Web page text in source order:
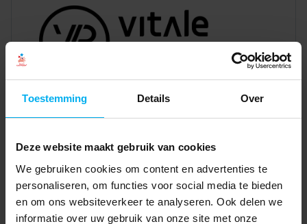
Toestemming Details Over
Deze website maakt gebruik van cookies
We gebruiken cookies om content en advertenties te
personaliseren, om functies voor social media te bieden
en om ons websiteverkeer te analyseren. Ook delen we
informatie over uw gebruik van onze site met onze